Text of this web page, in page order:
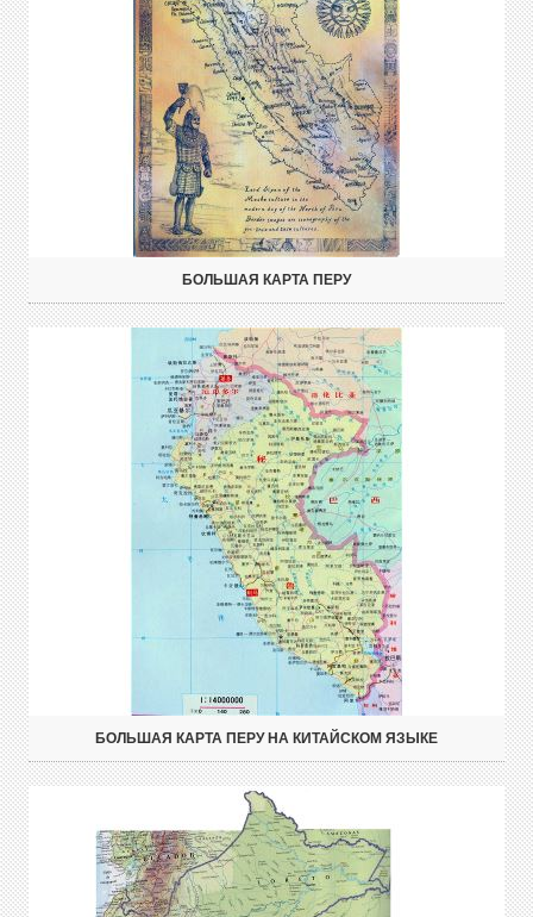
БОЛЬШАЯ КАРТА ПЕРУ
БОЛЬШАЯ КАРТА ПЕРУ НА КИТАЙСКОМ ЯЗЫКЕ